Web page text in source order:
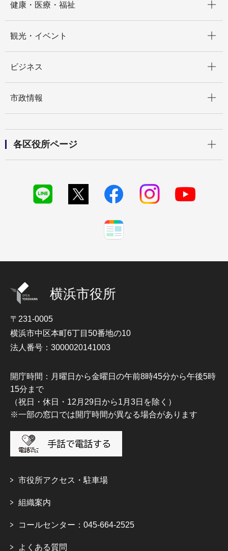
健康・医療・福祉
観光・イベント
ビジネス
市政情報
各区役所ページ
横浜市役所
〒231-0005
横浜市中区本町6丁目50番地の10
法人番号：3000020141003
開庁時間：月曜日から金曜日の午前8時45分から午後5時
15分まで
（祝日・休日・12月29日から1月3日を除く）
※一部の窓口では開庁時間が異なる場合があります
市役所アクセス・駐車場
組織案内
コールセンター：045-664-2525
よくある質問